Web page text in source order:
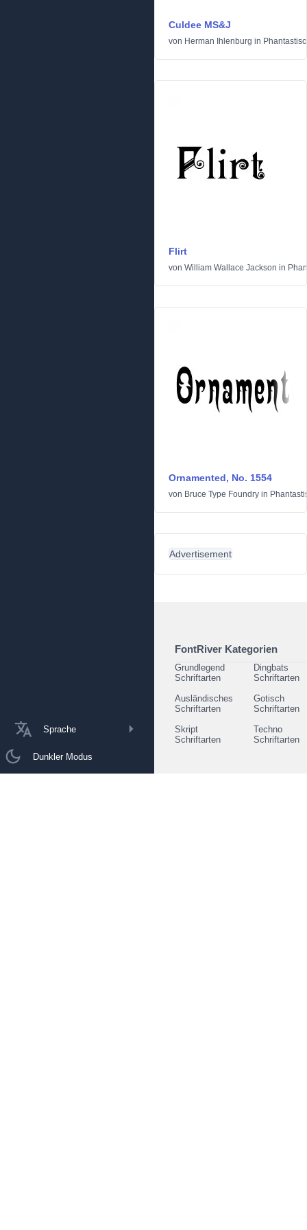
Sprache
Dunkler Modus
Culdee MS&J
von Herman Ihlenburg in
Flirt
von William Wallace Jackson in
Ornamented, No. 1554
von Bruce Type Foundry in
Advertisement
FontRiver Kategorien
Grundlegend
Schriftarten
Dingbats
Schriftarten
Ausländisches
Schriftarten
Gotisch
Schriftarten
Skript
Schriftarten
Techno
Schriftarten